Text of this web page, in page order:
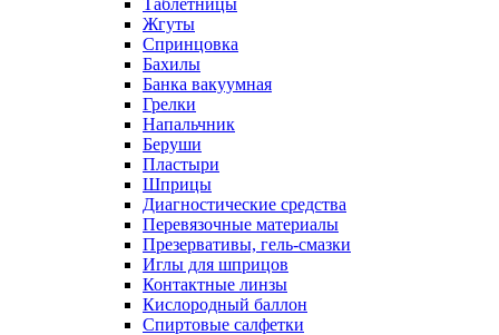
Таблетницы
Жгуты
Спринцовка
Бахилы
Банка вакуумная
Грелки
Напальчник
Беруши
Пластыри
Шприцы
Диагностические средства
Перевязочные материалы
Презервативы, гель-смазки
Иглы для шприцов
Контактные линзы
Кислородный баллон
Спиртовые салфетки